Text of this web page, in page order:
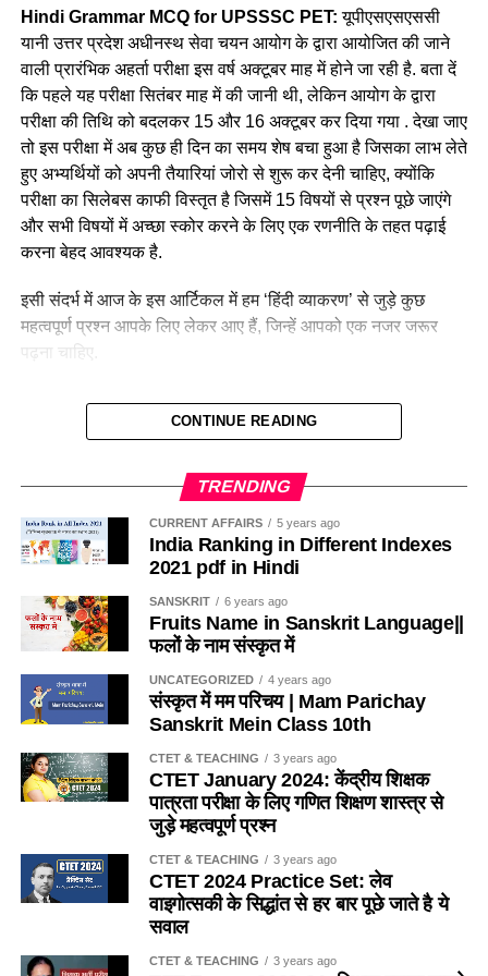
Q.7 किसी पौधे के किस भाग में मेसोफाइल कोशिकाएं (mesophyll
cells) पाई जाती हैं?
1. पत्ती
2. बीज
3. तना
Ans-1
4. बेरीबेरी
Ans-4
Q.9 ‘ल्यूकोपेनिया’……… हैं।
1. लाल रक्त कोशिकाओं में असामान्य कमी
2. लाल रक्त कोशिकाओं में असामान्य वृद्धि
3. श्वेत रक्त कोशिकाओं में असामान्य कमी
Ans-3
A. मुहम्मद बिन तुगलक
B. अलाउदीन खिलजी
C. इल्तुतमिश
D. इनमे से कोई नहीं
Ans- A
A. अलाउदीन खिलजी
C. इल्तुतमिश
5. किस के शासन काल में एक रूपय का सिक्का टकसालित किया गया
A. जहांगीर
B. शेरशाह सूरी
C. अकबर
D. इनमे से कोई नहीं
6. दिल्ली में हुमायूं का मकबरा किसने बनवाया था?
B. आफताब बेगम
Hindi Grammar MCQ for UPSSSC PET:यूपीएसएसएससी
यानी उत्तर प्रदेश अधीनस्थ सेवा चयन आयोग के द्वारा आयोजित की जाने
वाली प्रारंभिक अहर्ता परीक्षा इस वर्ष अक्टूबर माह में होने जा रही है. बता दें
कि पहले यह परीक्षा सितंबर माह में की जानी थी, लेकिन आयोग के द्वारा
परीक्षा की तिथि को बदलकर 15 और 16 अक्टूबर कर दिया गया . देखा जाए
तो इस परीक्षा में अब कुछ ही दिन का समय शेष बचा हुआ है जिसका लाभ लेते
हुए अभ्यर्थियों को अपनी तैयारियां जोरो से शुरू कर देनी चाहिए, क्योंकि
परीक्षा का सिलेबस काफी विस्तृत है जिसमें 15 विषयों से प्रश्न पूछे जाएंगे
और सभी विषयों में अच्छा स्कोर करने के लिए एक रणनीति के तहत पढ़ाई
करना बेहद आवश्यक है.
इसी संदर्भ में आज के इस आर्टिकल में हम ‘हिंदी व्याकरण’ से जुड़े कुछ
महत्वपूर्ण प्रश्न आपके लिए लेकर आए हैं, जिन्हें आपको एक नजर जरूर
Hindi Grammar Top MCQ for UPSSSC
PET Exam 2022
Q.2 मछली का अर्थ नही है ?
(A) मत्स्य
(B) मीन
(C) शफरी
(D) जलज
Q.1 मोदी दी गांधी जयंती पर स्वच्छ भारत मिशन की शुरूआत की है। वाक्य
में कौन सा कारक है ?
(A) करण कारक
(B) सम्प्रदान कारक
(C) कर्म कारक
CONTINUE READING
TRENDING
CURRENT AFFAIRS 5 years ago
India Ranking in Different Indexes
2021 pdf in Hindi
SANSKRIT 6 years ago
Fruits Name in Sanskrit Language||
फलों के नाम संस्कृत में
UNCATEGORIZED 4 years ago
संस्कृत में मम परिचय | Mam Parichay
Sanskrit Mein Class 10th
CTET & TEACHING 3 years ago
CTET January 2024: केंद्रीय शिक्षक
पात्रता परीक्षा के लिए गणित शिक्षण शास्त्र से
जुड़े महत्वपूर्ण प्रश्न
CTET & TEACHING 3 years ago
CTET 2024 Practice Set: लेव
वाइगोत्सकी के सिद्धांत से हर बार पूछे जाते है ये
सवाल
CTET & TEACHING 3 years ago